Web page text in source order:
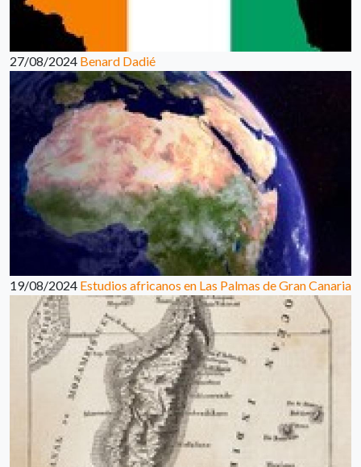
27/08/2024 Benard Dadié
19/08/2024 Estudios africanos en Las Palmas de Gran Canaria